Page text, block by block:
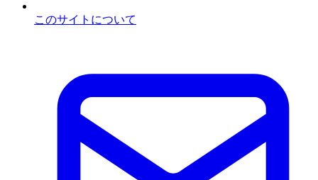
このサイトについて